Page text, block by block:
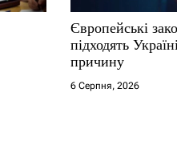
Європейські
підходять
причину
6 Серпня, 2026